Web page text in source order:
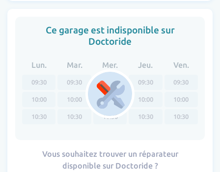
Ce garage est indisponible sur
Doctoride
Lun.
09:30
10:00
10:30
Mar.
09:30
10:00
10:30
Mer.
09:30
10:00
10:30
Jeu.
09:30
10:00
10:30
Ven.
09:30
10:00
10:30
Vous souhaitez trouver un réparateur
disponible sur Doctoride ?